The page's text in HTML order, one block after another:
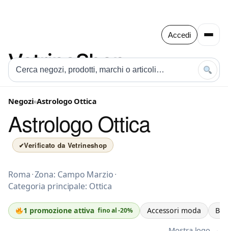
Accedi
Negozi»Astrologo Ottica
Astrologo Ottica
✔Verificato da Vetrineshop
Accessori moda a Roma
Roma·Zona: Campo Marzio·
Categoria principale: Ottica
1 promozione attiva fino al -20% Accessori moda